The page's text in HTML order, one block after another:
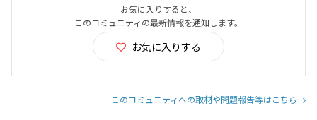
お気に入りすると、
このコミュニティの最新情報を通知します。
お気に入りする
このコミュニティへの取材や問題報告等はこちら